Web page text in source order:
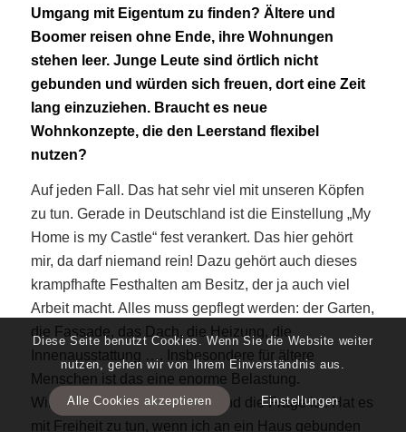
Umgang mit Eigentum zu finden? Ältere und
Boomer reisen ohne Ende, ihre Wohnungen
stehen leer. Junge Leute sind örtlich nicht
gebunden und würden sich freuen, dort eine Zeit
lang einzuziehen. Braucht es neue
Wohnkonzepte, die den Leerstand flexibel
nutzen?
Auf jeden Fall. Das hat sehr viel mit unseren Köpfen
zu tun. Gerade in Deutschland ist die Einstellung „My
Home is my Castle“ fest verankert. Das hier gehört
mir, da darf niemand rein! Dazu gehört auch dieses
krampfhafte Festhalten am Besitz, der ja auch viel
Arbeit macht. Alles muss gepflegt werden: der Garten,
die Fassade, das Dach, die Heizung, die
Innenausstattung …. Insbesondere für ältere
Menschen ist das eine enorme Belastung.
Wir reden ja oft über Freiheit und die Frage ist: Hat es
mit Freiheit zu tun, wenn ich an ein Haus gebunden
Diese Seite benutzt Cookies. Wenn Sie die Website weiter
nutzen, gehen wir von Ihrem Einverständnis aus.
Alle Cookies akzeptieren Einstellungen